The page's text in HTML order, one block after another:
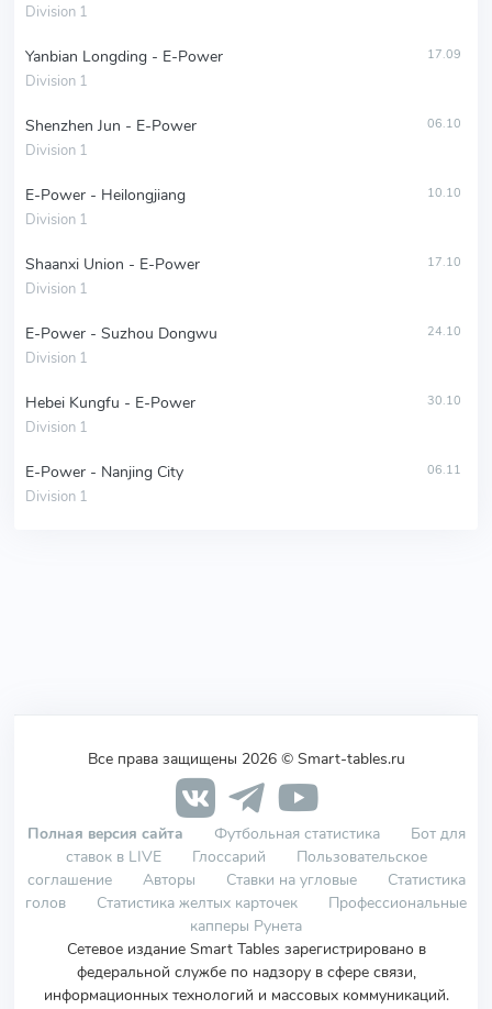
Division 1
Yanbian Longding - E-Power
Division 1
17.09
Shenzhen Jun - E-Power
Division 1
06.10
E-Power - Heilongjiang
Division 1
10.10
Shaanxi Union - E-Power
Division 1
17.10
E-Power - Suzhou Dongwu
Division 1
24.10
Hebei Kungfu - E-Power
Division 1
30.10
E-Power - Nanjing City
Division 1
06.11
Все права защищены 2026 © Smart-tables.ru
Полная версия сайта Футбольная статистика
Бот для
ставок в LIVE
Глоссарий
Пользовательское
соглашение
Авторы Ставки на угловые
Статистика
голов
Статистика желтых карточек
Профессиональные
капперы Рунета
Сетевое издание Smart Tables зарегистрировано в
федеральной службе по надзору в сфере связи,
информационных технологий и массовых коммуникаций.